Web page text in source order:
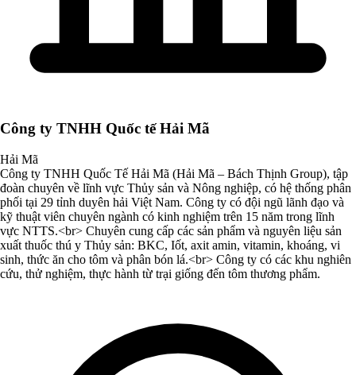
Công ty TNHH Quốc tế Hải Mã
Hải Mã
Công ty TNHH Quốc Tế Hải Mã (Hải Mã – Bách Thịnh Group), tập
đoàn chuyên về lĩnh vực Thủy sản và Nông nghiệp, có hệ thống phân
phối tại 29 tỉnh duyên hải Việt Nam. Công ty có đội ngũ lãnh đạo và
kỹ thuật viên chuyên ngành có kinh nghiệm trên 15 năm trong lĩnh
vực NTTS.<br> Chuyên cung cấp các sản phẩm và nguyên liệu sản
xuất thuốc thú y Thủy sản: BKC, Iốt, axit amin, vitamin, khoáng, vi
sinh, thức ăn cho tôm và phân bón lá.<br> Công ty có các khu nghiên
cứu, thử nghiệm, thực hành từ trại giống đến tôm thương phẩm.